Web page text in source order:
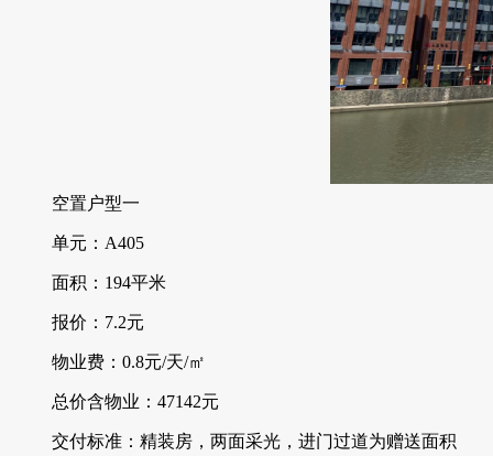
空置户型一
单元：A405
面积：194平米
报价：7.2元
物业费：0.8元/天/㎡
总价含物业：47142元
交付标准：精装房，两面采光，进门过道为赠送面积